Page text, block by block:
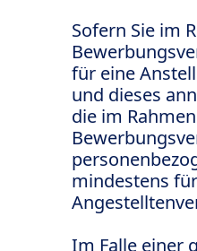
Sofern Sie im
für eine
und dieses
die im
mindestens
Im Falle einer